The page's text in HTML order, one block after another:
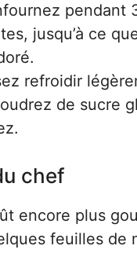
pendant
jusqu’à ce
refroidir
de sucre
chef
encore plus
feuilles de